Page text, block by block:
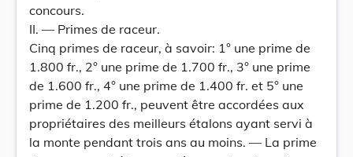
concours.
II. — Primes de raceur.
Cinq primes de raceur, à savoir: 1° une prime de
1.800 fr., 2° une prime de 1.700 fr., 3° une prime
de 1.600 fr., 4° une prime de 1.400 fr. et 5° une
prime de 1.200 fr., peuvent être accordées aux
propriétaires des meilleurs étalons ayant servi à
la monte pendant trois ans au moins. — La prime